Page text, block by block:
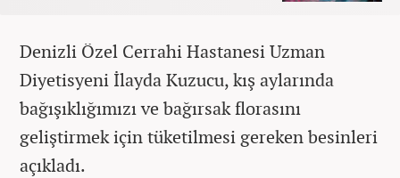
Denizli Özel Cerrahi Hastanesi Uzman
Diyetisyeni İlayda Kuzucu, kış aylarında
bağışıklığımızı ve bağırsak florasını
geliştirmek için tüketilmesi gereken besinleri
açıkladı.